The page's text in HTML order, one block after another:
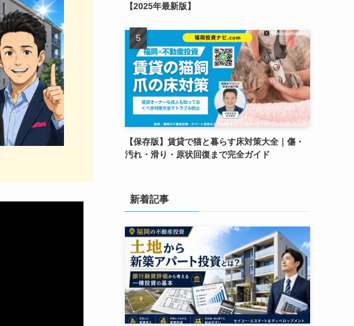
【2025年最新版】
【保存版】賃貸で猫と暮らす床対策大全｜傷・
汚れ・滑り・原状回復まで完全ガイド
新着記事